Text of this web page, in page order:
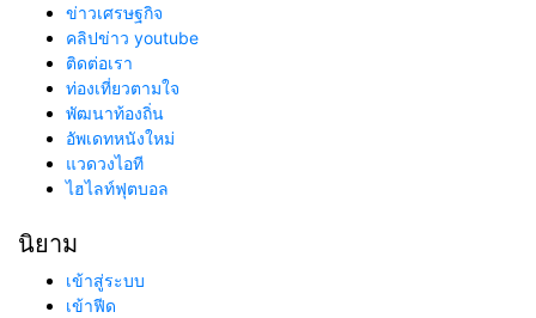
ข่าวเศรษฐกิจ
คลิปข่าว youtube
ติดต่อเรา
ท่องเที่ยวตามใจ
พัฒนาท้องถิ่น
อัพเดทหนังใหม่
แวดวงไอที
ไฮไลท์ฟุตบอล
นิยาม
เข้าสู่ระบบ
เข้าฟีด